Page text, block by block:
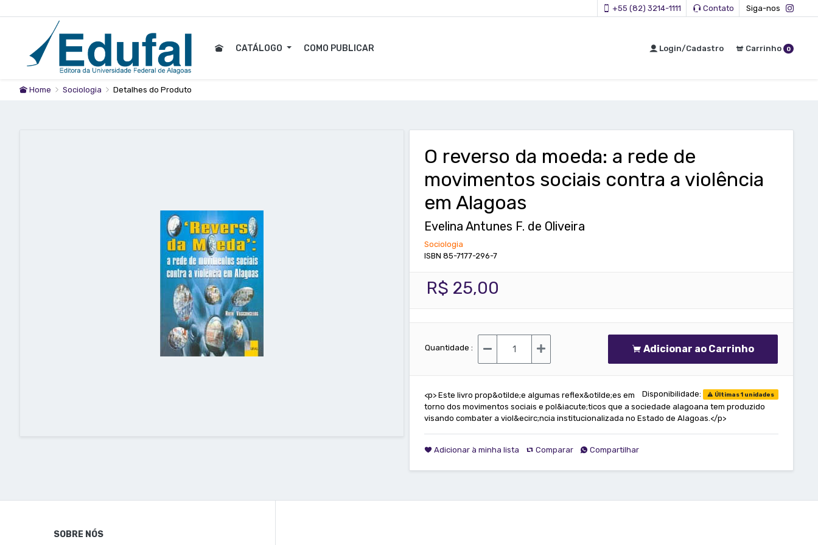
+55 (82) 3214-1111 Contato Siga-nos
CATÁLOGO COMO PUBLICAR Login/Cadastro Carrinho 0
Home Sociologia Detalhes do Produto
O reverso da moeda: a rede de
movimentos sociais contra a violência
em Alagoas
Evelina Antunes F. de Oliveira
Sociologia
ISBN 85-7177-296-7
R$ 25,00
Quantidade : Adicionar ao Carrinho
Disponibilidade: Últimas 1 unidades
<p> Este livro prop&otilde;e algumas reflex&otilde;es em
torno dos movimentos sociais e pol&iacute;ticos que a sociedade alagoana tem produzido
visando combater a viol&ecirc;ncia institucionalizada no Estado de Alagoas.</p>
Adicionar à minha lista Comparar Compartilhar
SOBRE NÓS